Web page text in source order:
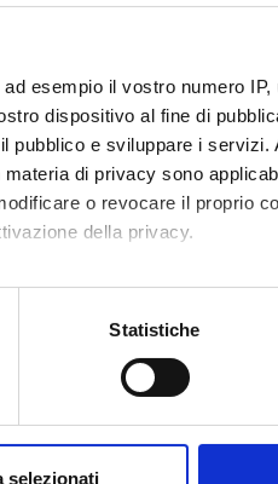
esempio il vostro numero
dispositivo al fine di
e sviluppare i
di privacy sono
o revocare il proprio
della privacy.
con un'approssimazione di
Dichiarazione sui cookie.
Statistiche
selezionati
studi tramite la piattaforma
di Didattica Innovativa